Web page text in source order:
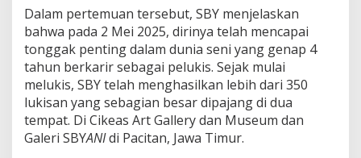
l
k
a
n
K
a
y
a
L
Dalam pertemuan tersebut, SBY menjelaskan
bahwa pada 2 Mei 2025, dirinya telah mencapai
tonggak penting dalam dunia seni yang genap 4
tahun berkarir sebagai pelukis. Sejak mulai
melukis, SBY telah menghasilkan lebih dari 350
lukisan yang sebagian besar dipajang di dua
tempat. Di Cikeas Art Gallery dan Museum dan
Galeri SBYANIdi Pacitan, Jawa Timur.